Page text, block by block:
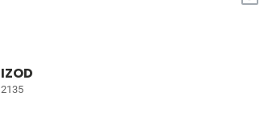
IZOD
2135